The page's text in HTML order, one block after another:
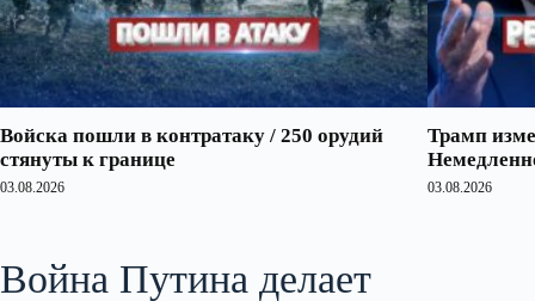
Войска пошли в контратаку / 250 орудий
стянуты к границе
03.08.2026
Трамп
03.08.2026
Война Путина делает